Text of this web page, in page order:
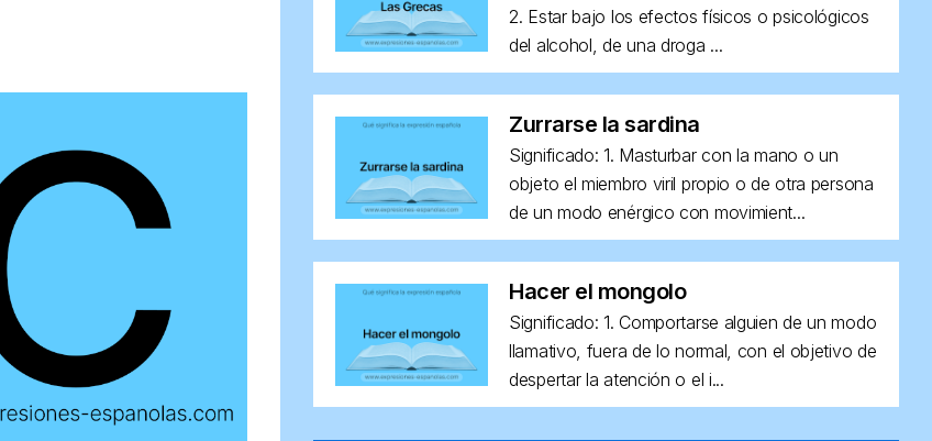
2. Estar bajo los efectos físicos o psicológicos
del alcohol, de una droga ...
Zurrarse la sardina
Significado: 1. Masturbar con la mano o un
objeto el miembro viril propio o de otra persona
de un modo enérgico con movimient...
Hacer el mongolo
Significado: 1. Comportarse alguien de un modo
llamativo, fuera de lo normal, con el objetivo de
despertar la atención o el i...